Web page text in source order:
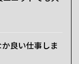
良い仕事しま